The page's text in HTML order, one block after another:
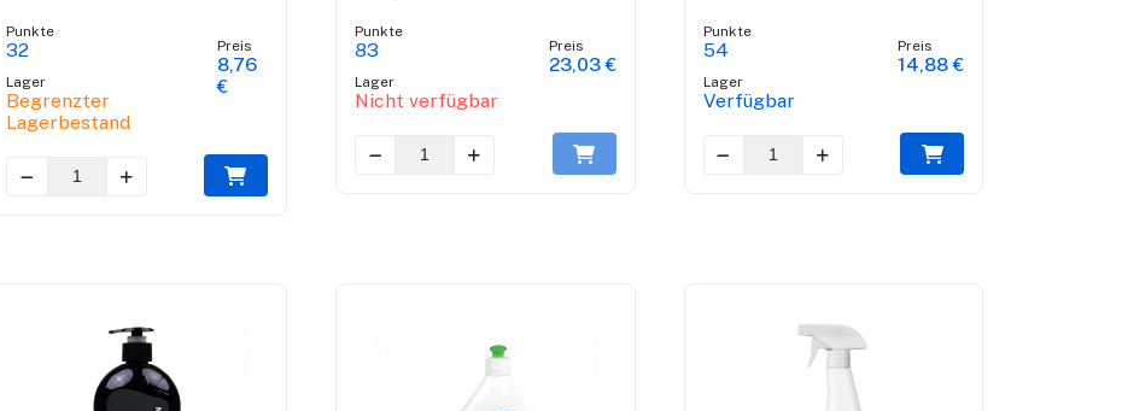
Punkte
32
Lager
Begrenzter
Lagerbestand
Preis
8,76
€
Punkte
83
Lager
Nicht verfügbar
Preis
23,03 €
Punkte
54
Lager
Verfügbar
Preis
14,88 €